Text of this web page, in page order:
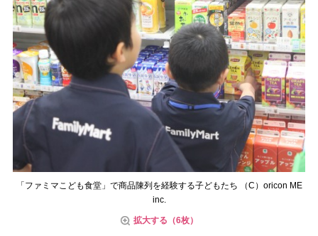
「ファミマこども食堂」で商品陳列を経験する子どもたち （C）oricon ME
inc.
拡大する（6枚）